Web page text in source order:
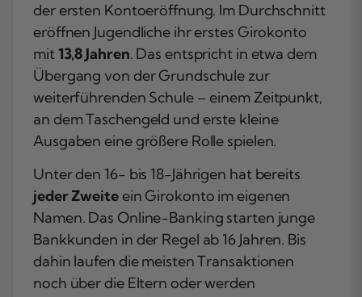
der ersten Kontoeröffnung. Im Durchschnitt
eröffnen Jugendliche ihr erstes Girokonto
mit13,8 Jahren. Das entspricht in etwa dem
Übergang von der Grundschule zur
weiterführenden Schule – einem Zeitpunkt,
an dem Taschengeld und erste kleine
Ausgaben eine größere Rolle spielen.
Unter den 16- bis 18-Jährigen hat bereits
jeder Zweiteein Girokonto im eigenen
Namen. Das Online-Banking starten junge
Bankkunden in der Regel ab 16 Jahren. Bis
dahin laufen die meisten Transaktionen
noch über die Eltern oder werden